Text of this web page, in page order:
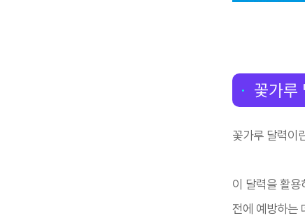
꽃가루
꽃가루 달력이
이 달력을 활
전에 예방하는